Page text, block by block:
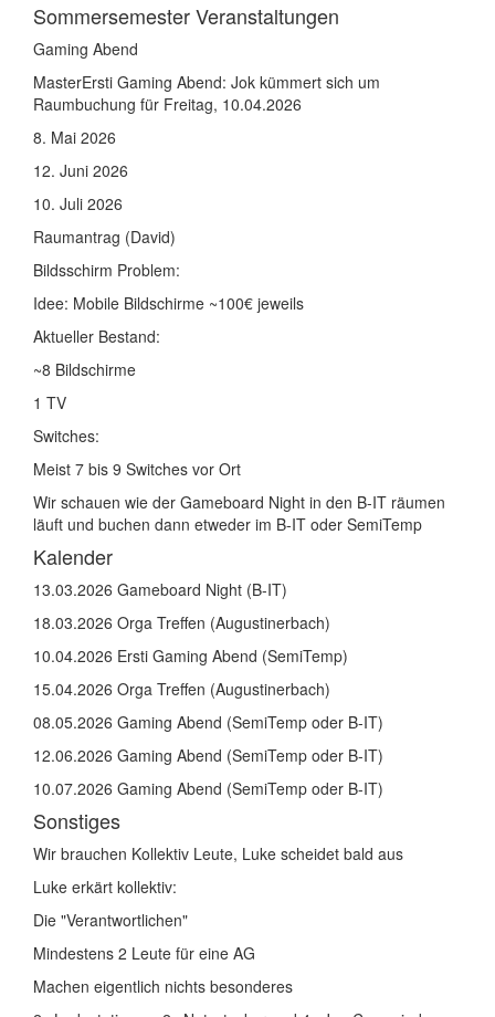
Sommersemester Veranstaltungen
Gaming Abend
MasterErsti Gaming Abend: Jok kümmert sich um
Raumbuchung für Freitag, 10.04.2026
8. Mai 2026
12. Juni 2026
10. Juli 2026
Raumantrag (David)
Bildsschirm Problem:
Idee: Mobile Bildschirme ~100€ jeweils
Aktueller Bestand:
~8 Bildschirme
1 TV
Switches:
Meist 7 bis 9 Switches vor Ort
Wir schauen wie der Gameboard Night in den B-IT räumen
läuft und buchen dann etweder im B-IT oder SemiTemp
Kalender
13.03.2026 Gameboard Night (B-IT)
18.03.2026 Orga Treffen (Augustinerbach)
10.04.2026 Ersti Gaming Abend (SemiTemp)
15.04.2026 Orga Treffen (Augustinerbach)
08.05.2026 Gaming Abend (SemiTemp oder B-IT)
12.06.2026 Gaming Abend (SemiTemp oder B-IT)
10.07.2026 Gaming Abend (SemiTemp oder B-IT)
Sonstiges
Wir brauchen Kollektiv Leute, Luke scheidet bald aus
Luke erkärt kollektiv:
Die "Verantwortlichen"
Mindestens 2 Leute für eine AG
Machen eigentlich nichts besonderes